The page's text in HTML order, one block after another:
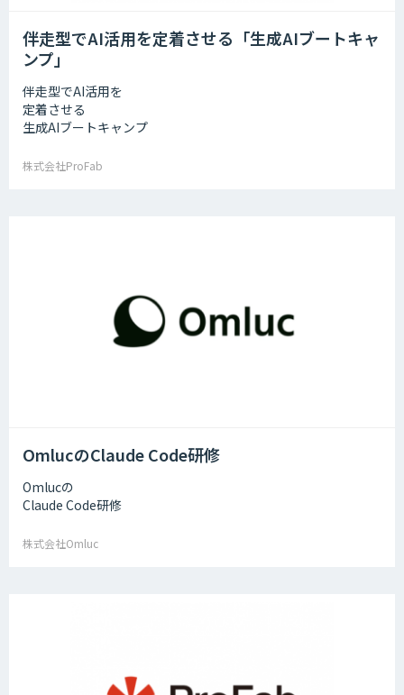
伴走型でAI活用を定着させる「生成AIブートキャ
ンプ」
伴走型でAI活用を
定着させる
生成AIブートキャンプ
株式会社ProFab
OmlucのClaude Code研修
Omlucの
Claude Code研修
株式会社Omluc